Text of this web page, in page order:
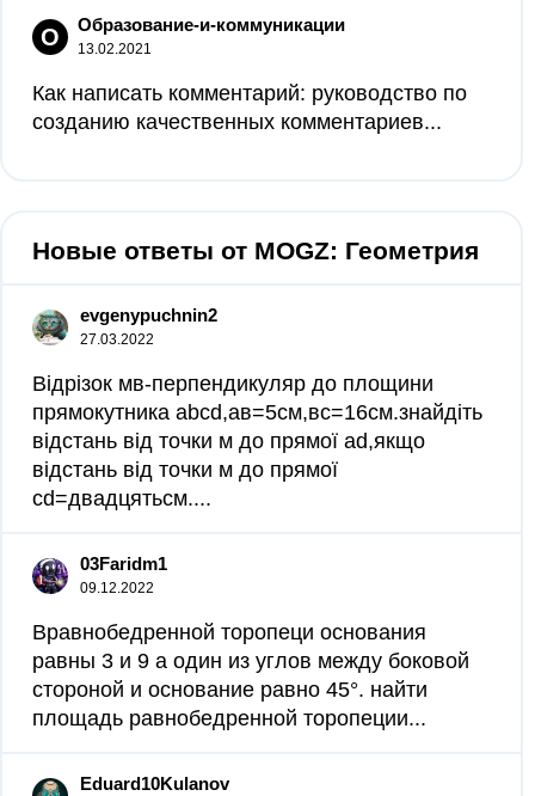
О Образование-и-коммуникации
13.02.2021
Как написать комментарий: руководство по
созданию качественных комментариев...
Новые ответы от MOGZ: Геометрия
evgenypuchnin2
27.03.2022
Відрізок мв-перпендикуляр до площини
прямокутника abcd,ав=5см,вс=16см.знайдіть
відстань від точки м до прямої аd,якщо
відстань від точки м до прямої
cd=двадцятьсм.​...
03Faridm1
09.12.2022
Вравнобедренной торопеци основания
равны 3 и 9 а один из углов между боковой
стороной и основание равно 45°. найти
площадь равнобедренной торопеции​...
Eduard10Kulanov